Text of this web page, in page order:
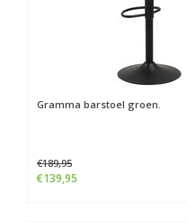
Gramma barstoel groen.
€189,95
€139,95